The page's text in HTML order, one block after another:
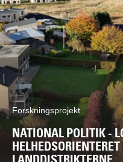
Forskningsprojekt
NATIONAL POLITIK -